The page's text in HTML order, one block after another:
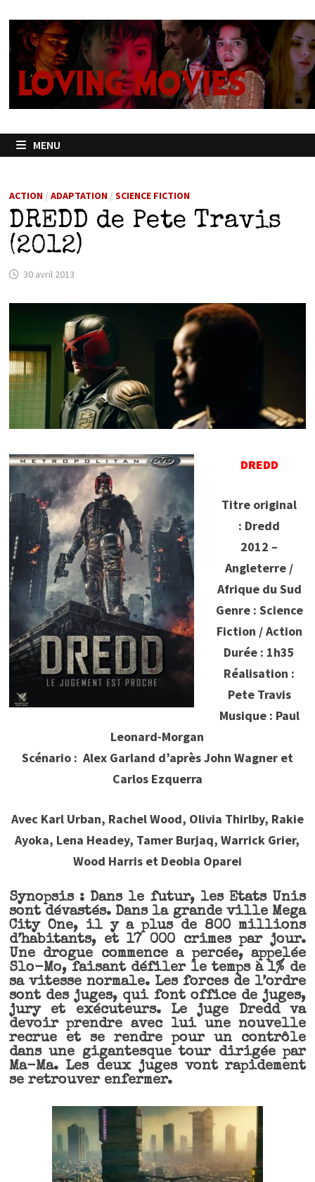
contenu
MENU
ACTION/ ADAPTATION/ SCIENCE FICTION
DREDD de Pete Travis
(2012)
30 avril 2013
DREDD
Titre original
: Dredd
2012 –
Angleterre /
Afrique du Sud
Genre : Science
Fiction / Action
Durée : 1h35
Réalisation :
Pete Travis
Musique : Paul
Leonard-Morgan
Scénario : Alex Garland d’après John Wagner et
Carlos Ezquerra
Avec Karl Urban, Rachel Wood, Olivia Thirlby, Rakie
Ayoka, Lena Headey, Tamer Burjaq, Warrick Grier,
Wood Harris et Deobia Oparei
Synopsis : Dans le futur, les Etats Unis
sont dévastés. Dans la grande ville Mega
City One, il y a plus de 800 millions
d’habitants, et 17 000 crimes par jour.
Une drogue commence a percée, appelée
Slo-Mo, faisant défiler le temps à 1% de
sa vitesse normale. Les forces de l’ordre
sont des juges, qui font office de juges,
jury et exécuteurs. Le juge Dredd va
devoir prendre avec lui une nouvelle
recrue et se rendre pour un contrôle
dans une gigantesque tour dirigée par
Ma-Ma. Les deux juges vont rapidement
se retrouver enfermer.